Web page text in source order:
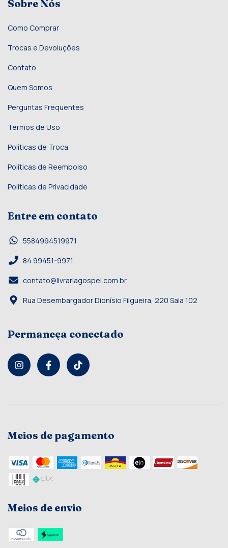
Sobre Nós
Como Comprar
Trocas e Devoluções
Contato
Quem Somos
Perguntas Frequentes
Termos de Uso
Políticas de Troca
Políticas de Reembolso
Políticas de Privacidade
Entre em contato
5584994519971
84 99451-9971
contato@livrariagospel.com.br
Rua Desembargador Dionísio Filgueira, 220 Sala 102
Permaneça conectado
Meios de pagamento
Meios de envio